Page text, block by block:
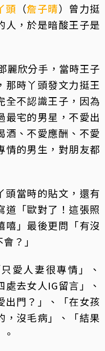
頭 （詹子晴）曾力挺
人，於是暗酸王子是
麗欣分手，當時王子
那時丫頭發文力挺王
全不認識王子，因為
最宅的男星，不愛出
酒、不愛應酬、不愛
情的男生，對朋友都
頭當時的貼文，還有
道「歐對了！這張照
嘻」最後更問「有沒
？」
愛人妻很專情」、
處去女人IG留言」、
出門？」、「在女孩
，沒毛病」、「結果